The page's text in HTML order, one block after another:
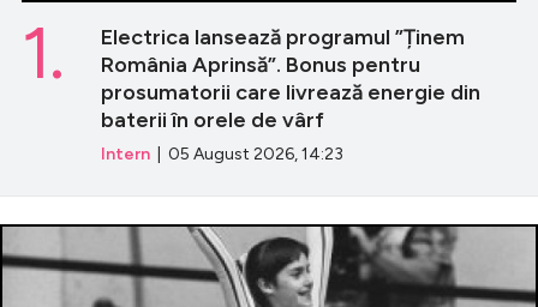
Electrica lansează programul ”Ținem
România Aprinsă”. Bonus pentru
prosumatorii care livrează energie din
baterii în orele de vârf
Intern | 05 August 2026, 14:23
1.